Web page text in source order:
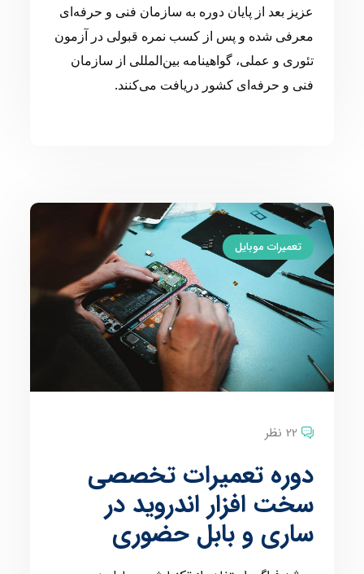
عزیز بعد از پایان دوره به سازمان فنی و حرفه‌ای
معرفی شده و پس از کسب نمره قبولی در آزمون
تئوری و عملی، گواهینامه بین‌المللی از سازمان
فنی و حرفه‌ای کشور دریافت می‌کنند.
تعمیرات موبایل
22 نظر
دوره تعمیرات تخصصی
سخت افزار اندروید در
ساری و بابل حضوری